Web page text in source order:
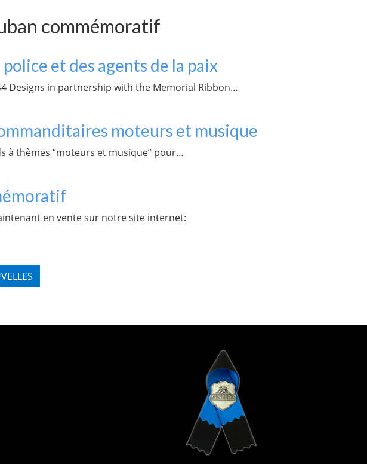
commémoratif
et des agents de la paix
Designs in partnership with the Memorial Ribbon…
moteurs et musique
à thèmes “moteurs et musique” pour…
en vente sur notre site internet: